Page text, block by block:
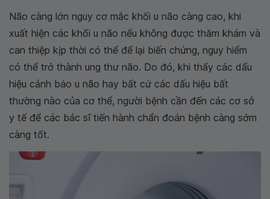
Não càng lớn nguy cơ mắc khối u não càng cao, khi
xuất hiện các khối u não nếu không được thăm khám và
can thiệp kịp thời có thể để lại biến chứng, nguy hiểm
có thể trở thành ung thư não. Do đó, khi thấy các dấu
hiệu cảnh báo u não hay bất cứ các dấu hiệu bất
thường nào của cơ thể, người bệnh cần đến các cơ sở
y tế để các bác sĩ tiến hành chẩn đoán bệnh càng sớm
càng tốt.